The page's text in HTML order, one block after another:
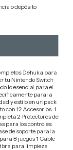
o depósito
Dehuka para
tu Nintendo Switch
lo esencial para el
para la
y estilo en un pack
con 12 Accesorios: 1
2 Protectores de
para los controles
de soporte para la
8 juegos 1 Cable
para limpieza